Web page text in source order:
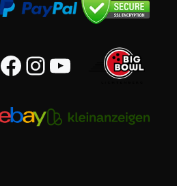
Facebook
Instagram
YouTube